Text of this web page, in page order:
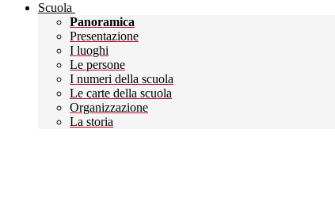
Scuola
Panoramica
Presentazione
I luoghi
Le persone
I numeri della scuola
Le carte della scuola
Organizzazione
La storia